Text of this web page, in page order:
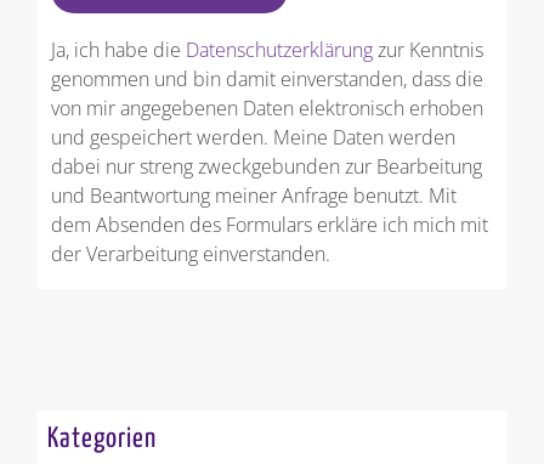
Ja, ich habe die Datenschutzerklärungzur Kenntnis
genommen und bin damit einverstanden, dass die
von mir angegebenen Daten elektronisch erhoben
und gespeichert werden. Meine Daten werden
dabei nur streng zweckgebunden zur Bearbeitung
und Beantwortung meiner Anfrage benutzt. Mit
dem Absenden des Formulars erkläre ich mich mit
der Verarbeitung einverstanden.
Kategorien